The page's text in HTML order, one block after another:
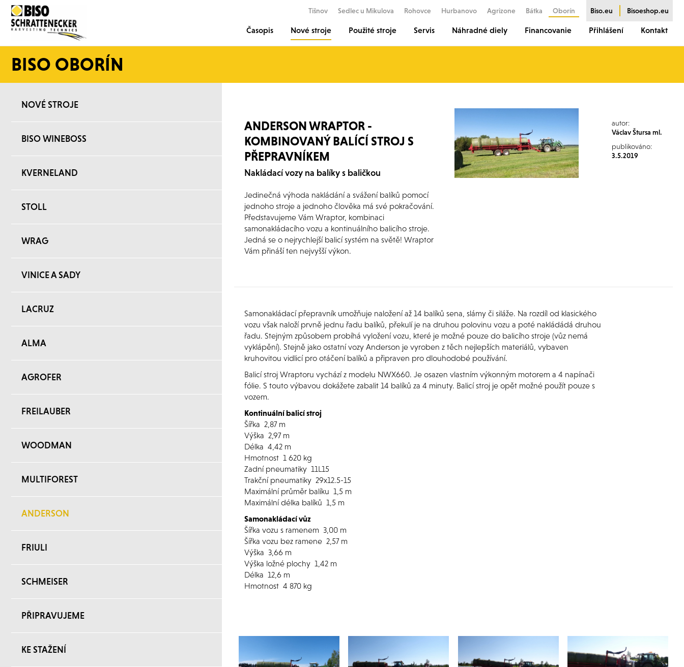
Tišnov Sedlec u Mikulova Rohovce Hurbanovo Agrizone Bátka Oborín Biso.eu Bisoeshop.eu
Časopis Nové stroje Použité stroje Servis Náhradné diely Financovanie Přihlášení Kontakt
BISO OBORÍN
NOVÉ STROJE
BISO WINEBOSS
KVERNELAND
STOLL
WRAG
VINICE A SADY
LACRUZ
ALMA
AGROFER
FREILAUBER
WOODMAN
MULTIFOREST
ANDERSON
FRIULI
SCHMEISER
PŘIPRAVUJEME
KE STAŽENÍ
ANDERSON WRAPTOR -
KOMBINOVANÝ BALÍCÍ STROJ S
PŘEPRAVNÍKEM
Nakládací vozy na balíky s baličkou
autor:
Václav Štursa ml.
publikováno:
3.5.2019
Jedinečná výhoda nakládání a svážení balíků pomocí
jednoho stroje a jednoho člověka má své pokračování.
Představujeme Vám Wraptor, kombinaci
samonakládacího vozu a kontinuálního balicího stroje.
Jedná se o nejrychlejší balicí systém na světě! Wraptor
Vám přináší ten nejvyšší výkon.
Samonakládací přepravník umožňuje naložení až 14 balíků sena, slámy či siláže. Na rozdíl od klasického
vozu však naloží prvně jednu řadu balíků, překulí je na druhou polovinu vozu a poté nakládádá druhou
řadu. Stejným způsobem probíhá vyložení vozu, které je možné pouze do balicího stroje (vůz nemá
vyklápění). Stejně jako ostatní vozy Anderson je vyroben z těch nejlepších materiálů, vybaven
kruhovitou vidlicí pro otáčení balíků a připraven pro dlouhodobé používání.
Balicí stroj Wraptoru vychází z modelu NWX660. Je osazen vlastním výkonným motorem a 4 napínači
fólie. S touto výbavou dokážete zabalit 14 balíků za 4 minuty. Balicí stroj je opět možné použít pouze s
vozem.
Kontinuální balicí stroj
Šířka 2,87 m
Výška 2,97 m
Délka 4,42 m
Hmotnost 1 620 kg
Zadní pneumatiky 11L15
Trakční pneumatiky 29x12.5-15
Maximální průměr balíku 1,5 m
Maximální délka balíků 1,5 m
Samonakládací vůz
Šířka vozu s ramenem 3,00 m
Šířka vozu bez ramene 2,57 m
Výška 3,66 m
Výška ložné plochy 1,42 m
Délka 12,6 m
Hmotnost 4 870 kg